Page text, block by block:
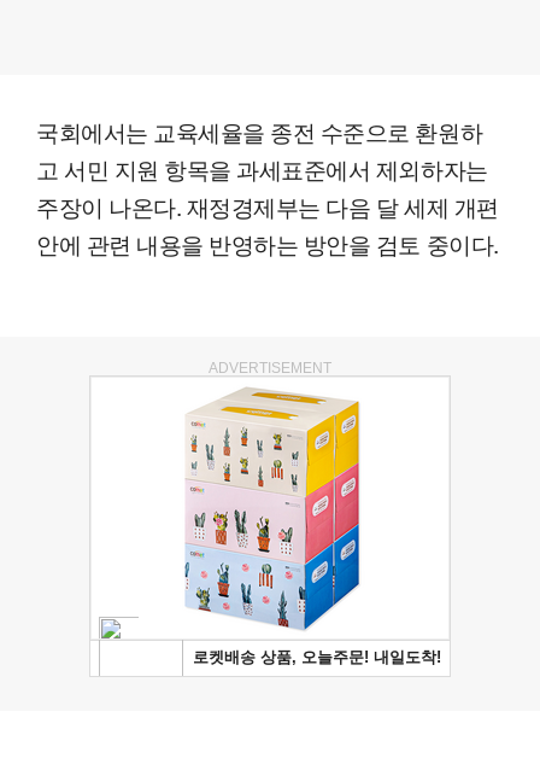
국회에서는 교육세율을 종전 수준으로 환원하
고 서민 지원 항목을 과세표준에서 제외하자는
주장이 나온다. 재정경제부는 다음 달 세제 개편
안에 관련 내용을 반영하는 방안을 검토 중이다.
ADVERTISEMENT